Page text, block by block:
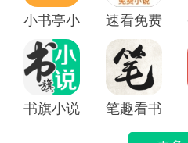
小书亭小说 速看免费小
书旗小说APP笔趣看书小